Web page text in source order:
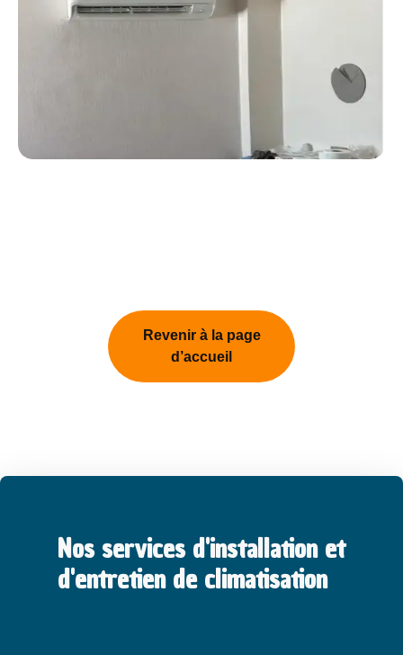
Revenir à la page
d’accueil
Nos services d'installation et
d'entretien de climatisation